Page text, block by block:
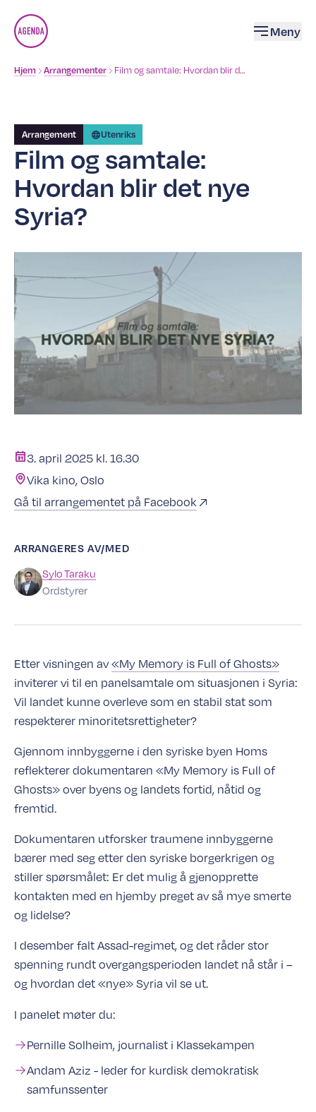
Åpne
Meny
Brødsmulesti
Hjem Arrangementer Film og samtale: Hvordan blir det nye Syria?
Arrangement Utenriks
Film og samtale:
Hvordan blir det nye
Syria?
3. april 2025 kl. 16.30
Vika kino, Oslo
Gå til arrangementet på Facebook
ARRANGERES AV/MED
SyloTaraku
Ordstyrer
Etter visningen av«My Memory is Full of Ghosts»
inviterer vi til en panelsamtale om situasjonen i Syria:
Vil landet kunne overleve som en stabil stat som
respekterer minoritetsrettigheter?
Gjennom innbyggerne i den syriske byen Homs
reflekterer dokumentaren «My Memory is Full of
Ghosts» over byens og landets fortid, nåtid og
fremtid.
Dokumentaren utforsker traumene innbyggerne
bærer med seg etter den syriske borgerkrigen og
stiller spørsmålet: Er det mulig å gjenopprette
kontakten med en hjemby preget av så mye smerte
og lidelse?
I desember falt Assad-regimet, og det råder stor
spenning rundt overgangsperioden landet nå står i –
og hvordan det «nye» Syria vil se ut.
I panelet møter du:
Pernille Solheim, journalist i Klassekampen
Andam Aziz - leder for kurdisk demokratisk
samfunssenter